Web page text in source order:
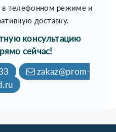
в телефонном режиме и
доставку.
консультацию
сейчас!
zakaz@prom-